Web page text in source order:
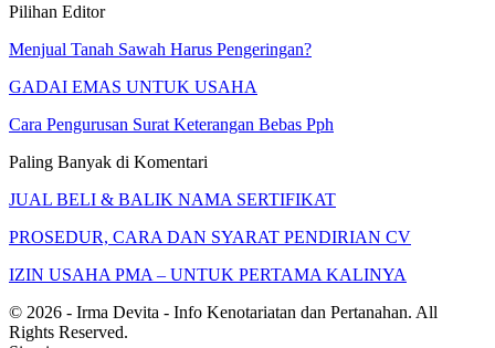
Pilihan Editor
Menjual Tanah Sawah Harus Pengeringan?
GADAI EMAS UNTUK USAHA
Cara Pengurusan Surat Keterangan Bebas Pph
Paling Banyak di Komentari
JUAL BELI & BALIK NAMA SERTIFIKAT
PROSEDUR, CARA DAN SYARAT PENDIRIAN CV
IZIN USAHA PMA – UNTUK PERTAMA KALINYA
© 2026 - Irma Devita - Info Kenotariatan dan Pertanahan. All
Rights Reserved.